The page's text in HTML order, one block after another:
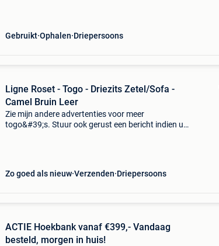
Gebruikt Ophalen Driepersoons
Ligne Roset - Togo - Driezits Zetel/Sofa -
Camel Bruin Leer
Zie mijn andere advertenties voor meer
togo&#39;s. Stuur ook gerust een bericht indien u
Zo goed als nieuw Verzenden Driepersoons
ACTIE Hoekbank vanaf €399,- Vandaag
besteld, morgen in huis!